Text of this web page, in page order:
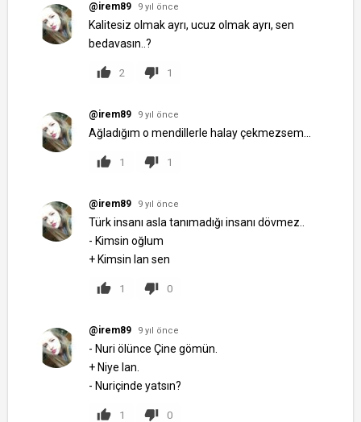
@irem89 9 yıl önce
Kalitesiz olmak ayrı, ucuz olmak ayrı, sen
bedavasın..?
2 1
@irem89 9 yıl önce
Ağladığım o mendillerle halay çekmezsem...
1 1
@irem89 9 yıl önce
Türk insanı asla tanımadığı insanı dövmez..
- Kimsin oğlum
+ Kimsin lan sen
1 0
@irem89 9 yıl önce
- Nuri ölünce Çine gömün.
+ Niye lan.
- Nuriçinde yatsın?
1 0